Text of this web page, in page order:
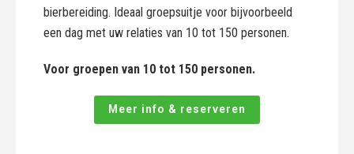
bierbereiding. Ideaal groepsuitje voor bijvoorbeeld
een dag met uw relaties van 10 tot 150 personen.
Voor groepen van 10 tot 150 personen.
Meer info & reserveren